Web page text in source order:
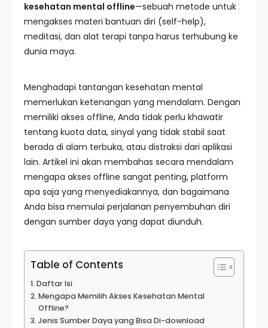
kesehatan mental offline—sebuah metode untuk
mengakses materi bantuan diri (self-help),
meditasi, dan alat terapi tanpa harus terhubung ke
dunia maya.
Menghadapi tantangan kesehatan mental
memerlukan ketenangan yang mendalam. Dengan
memiliki akses offline, Anda tidak perlu khawatir
tentang kuota data, sinyal yang tidak stabil saat
berada di alam terbuka, atau distraksi dari aplikasi
lain. Artikel ini akan membahas secara mendalam
mengapa akses offline sangat penting, platform
apa saja yang menyediakannya, dan bagaimana
Anda bisa memulai perjalanan penyembuhan diri
dengan sumber daya yang dapat diunduh.
Table of Contents
Daftar Isi
Mengapa Memilih Akses Kesehatan Mental
Offline?
Jenis Sumber Daya yang Bisa Di-download